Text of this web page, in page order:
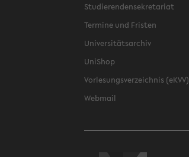
Studierendensekretariat
Termine und Fristen
Universitätsarchiv
UniShop
Vorlesungsverzeichnis (eKVV)
Webmail